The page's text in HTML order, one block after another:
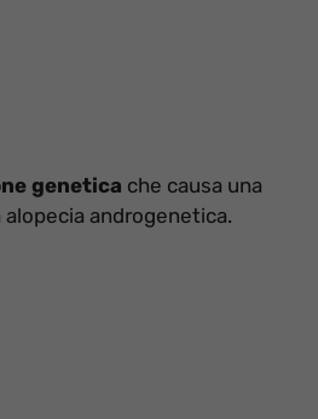
genetica che causa una
androgenetica.